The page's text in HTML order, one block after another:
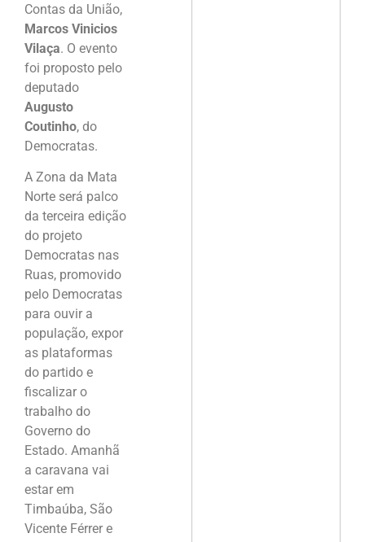
Contas da União,
Marcos Vinicios
Vilaça. O evento
foi proposto pelo
deputado
Augusto
Coutinho, do
Democratas.
A Zona da Mata
Norte será palco
da terceira edição
do projeto
Democratas nas
Ruas, promovido
pelo Democratas
para ouvir a
população, expor
as plataformas
do partido e
fiscalizar o
trabalho do
Governo do
Estado. Amanhã
a caravana vai
estar em
Timbaúba, São
Vicente Férrer e